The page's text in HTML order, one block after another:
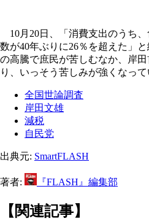
10月20日、「消費支出のうち
数が40年ぶりに26％を超えた」
の高騰で庶民が苦しむなか、岸
り、いっそう苦しみが強くなって
全国世論調査
岸田文雄
減税
自民党
出典元: SmartFLASH
著者: 『FLASH』編集部
【関連記事】